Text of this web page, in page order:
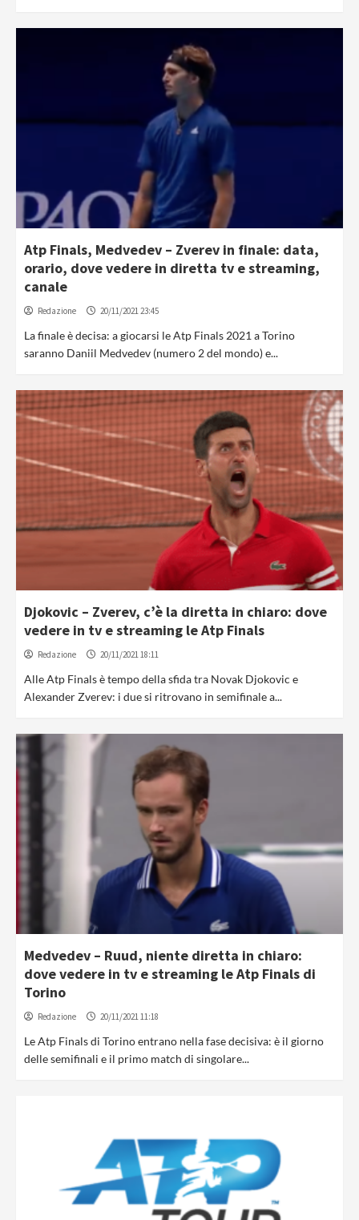
Atp Finals, Medvedev – Zverev in finale: data,
orario, dove vedere in diretta tv e streaming,
canale
Redazione 20/11/2021 23:45
La finale è decisa: a giocarsi le Atp Finals 2021 a Torino
saranno Daniil Medvedev (numero 2 del mondo) e...
Djokovic – Zverev, c’è la diretta in chiaro: dove
vedere in tv e streaming le Atp Finals
Redazione 20/11/2021 18:11
Alle Atp Finals è tempo della sfida tra Novak Djokovic e
Alexander Zverev: i due si ritrovano in semifinale a...
Medvedev – Ruud, niente diretta in chiaro:
dove vedere in tv e streaming le Atp Finals di
Torino
Redazione 20/11/2021 11:18
Le Atp Finals di Torino entrano nella fase decisiva: è il giorno
delle semifinali e il primo match di singolare...